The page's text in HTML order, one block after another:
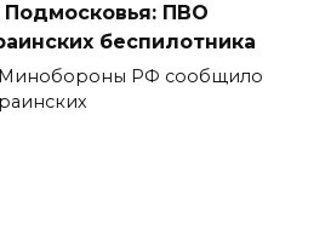
ПВО
беспилотника
Минобороны РФ сообщило